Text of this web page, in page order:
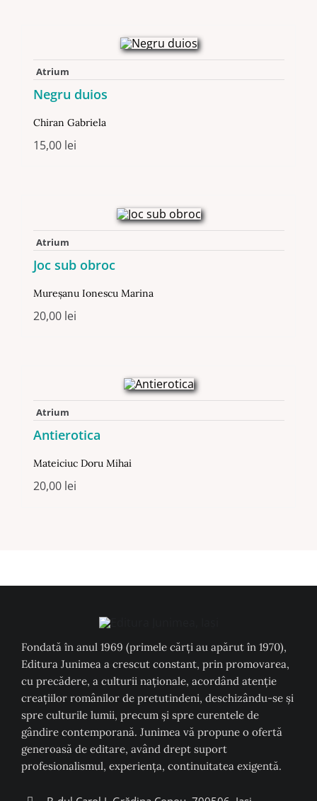
Atrium
Negru duios
Chiran Gabriela
15,00 lei
Atrium
Joc sub obroc
Mureşanu Ionescu Marina
20,00 lei
Atrium
Antierotica
Mateiciuc Doru Mihai
20,00 lei
Fondată în anul 1969 (primele cărți au apărut în 1970),
Editura Junimea a crescut constant, prin promovarea,
cu precădere, a culturii naţionale, acordând atenţie
creaţiilor românilor de pretutindeni, deschizându-se şi
spre culturile lumii, precum şi spre curentele de
gândire contemporană. Junimea vă propune o ofertă
generoasă de editare, având drept suport
profesionalismul, experiența, continuitatea exigentă.